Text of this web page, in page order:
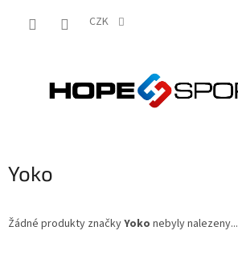
CZK
Yoko
Žádné produkty značkyYoko nebyly nalezeny...